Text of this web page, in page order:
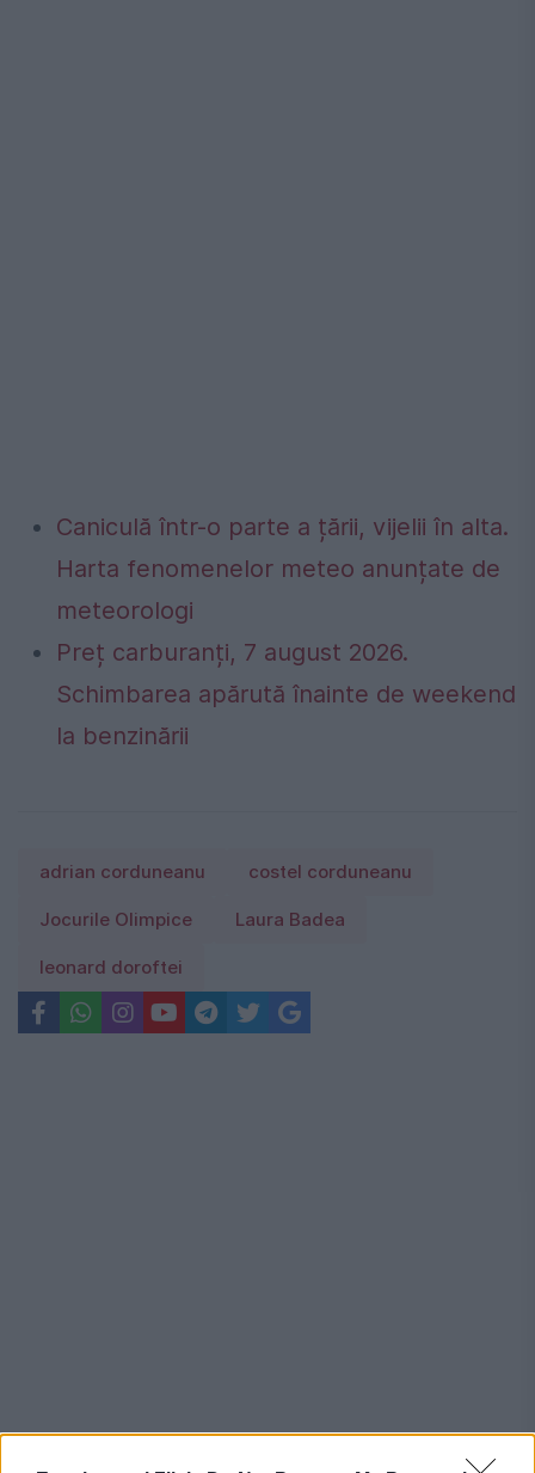
Caniculă într-o parte a țării, vijelii în alta.
Harta fenomenelor meteo anunțate de
meteorologi
Preț carburanți, 7 august 2026.
Schimbarea apărută înainte de weekend
la benzinării
adrian corduneanu costel corduneanu
Jocurile Olimpice Laura Badea
leonard doroftei
Recomandările noastre